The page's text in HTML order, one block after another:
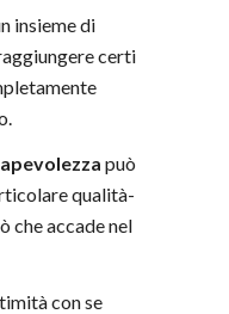
insieme di
certi
può
qualità-
che accade nel
con se